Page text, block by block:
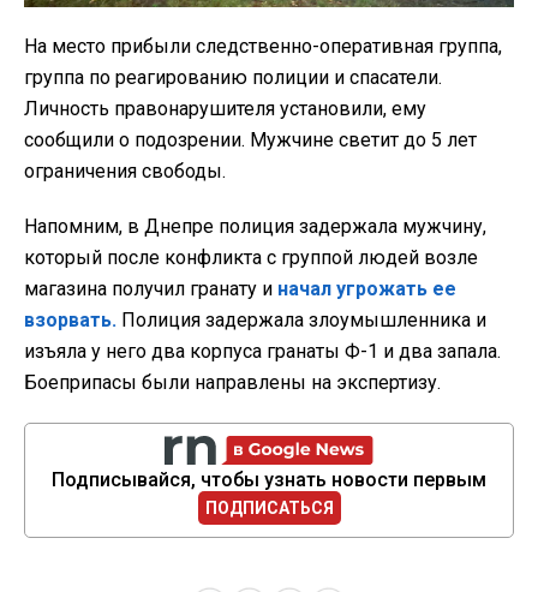
На место прибыли следственно-оперативная группа,
группа по реагированию полиции и спасатели.
Личность правонарушителя установили, ему
сообщили о подозрении. Мужчине светит до 5 лет
ограничения свободы.
Напомним, в Днепре полиция задержала мужчину,
который после конфликта с группой людей возле
магазина получил гранату и начал угрожать ее
взорвать. Полиция задержала злоумышленника и
изъяла у него два корпуса гранаты Ф-1 и два запала.
Боеприпасы были направлены на экспертизу.
Подписывайся, чтобы узнать новости первым
ПОДПИСАТЬСЯ